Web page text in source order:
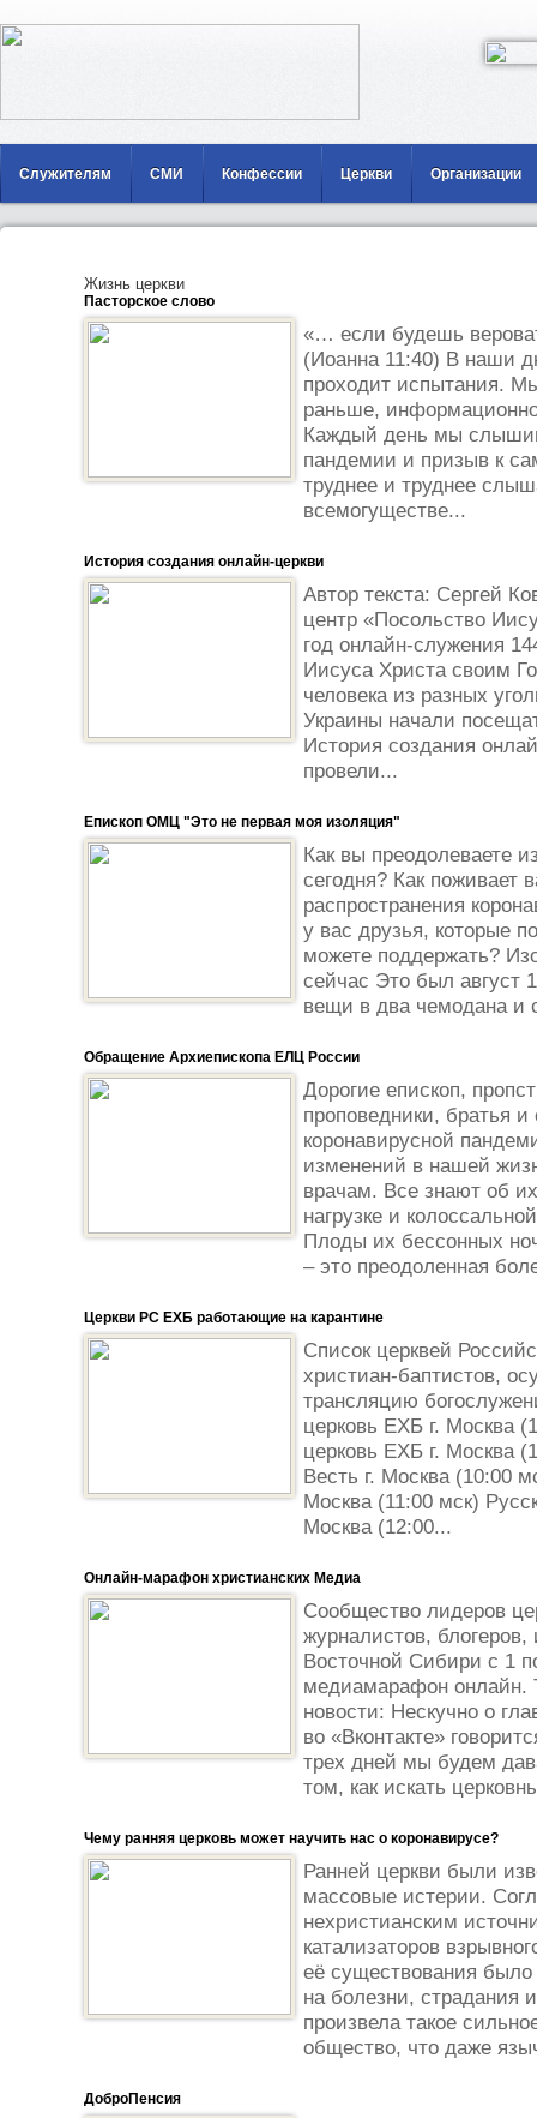
Служителям СМИ Конфессии Церкви Организации
Жизнь церкви
Пасторское слово
«… если будешь
(Иоанна 11:40) В наши
проходит испытания.
раньше,
Каждый день мы
пандемии и призыв к
труднее и труднее
всемогуществе...
История создания онлайн-церкви
Автор текста: Сергей
центр «Посольство
год онлайн-служения
Иисуса Христа своим
человека из разных
Украины начали
История создания
провели...
Епископ ОМЦ "Это не первая моя изоляция"
Как вы преодолеваете
сегодня? Как поживает
распространения
у вас друзья, которые
можете поддержать?
сейчас Это был август
вещи в два чемодана и
Обращение Архиепископа ЕЛЦ России
Дорогие епископ,
проповедники, братья
коронавирусной
изменений в нашей
врачам. Все знают об
нагрузке и
Плоды их бессонных
– это преодоленная
Церкви РС ЕХБ работающие на карантине
Список церквей
христиан-баптистов,
трансляцию
церковь ЕХБ г. Москва
церковь ЕХБ г. Москва
Весть г. Москва (10:00
Москва (11:00 мск)
Москва (12:00...
Онлайн-марафон христианских Медиа
Сообщество лидеров
журналистов, блогеров,
Восточной Сибири с 1
медиамарафон онлайн.
новости: Нескучно о
во «Вконтакте»
трех дней мы будем
том, как искать
Чему ранняя церковь может научить нас о коронавирусе?
Ранней церкви были
массовые истерии.
нехристианским
катализаторов
её существования было
на болезни, страдания
произвела такое
общество, что даже
ДоброПенсия